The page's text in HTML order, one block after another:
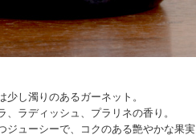
少し濁りのあるガーネット。
、ラディッシュ、プラリネの香り。
ジューシーで、コクのある艶やかな果実